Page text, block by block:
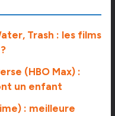
Trash : les films
(HBO Max) :
un enfant
: meilleure